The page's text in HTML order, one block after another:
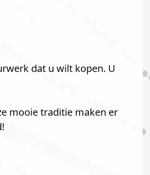
dat u wilt kopen. U
mooie traditie maken er